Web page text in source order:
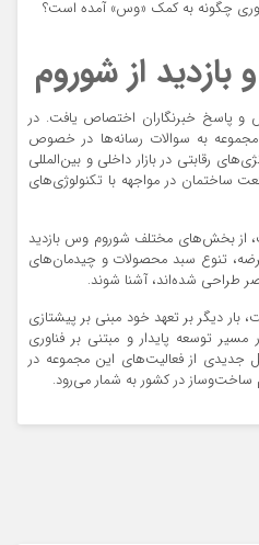
از شوروم
پاسخ خبرنگاران اختصاص یافت. در
به سوالات رسانه‌ها در خصوص
رقابتی در بازار داخلی و بین‌المللی
در مواجهه با تکنولوژی‌های
از بخش‌های مختلف شوروم وس بازدید
عرضه، تنوع سبد محصولات و چیدمان‌های
طراحی شده‌اند، آشنا شوند.
دیگر بر تعهد خود مبنی بر پیشتازی
توسعه پایدار و مبتنی بر فناوری
جدیدی از فعالیت‌های این مجموعه در
در کشور به شمار می‌رود.